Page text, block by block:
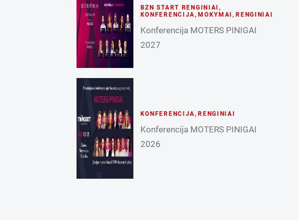
BZN START RENGINIAI ,
KONFERENCIJA ,MOKYMAI ,RENGINIAI
Konferencija MOTERS PINIGAI
2027
KONFERENCIJA, RENGINIAI
Konferencija MOTERS PINIGAI
2026